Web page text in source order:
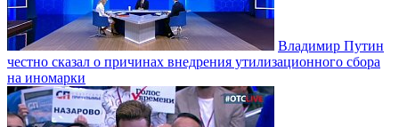
Владимир Путин
честно сказал о причинах внедрения утилизационного сбора
на иномарки